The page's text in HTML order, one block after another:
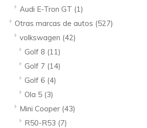
Audi E-Tron GT (1)
Otras marcas de autos (527)
volkswagen (42)
Golf 8 (11)
Golf 7 (14)
Golf 6 (4)
Ola 5 (3)
Mini Cooper (43)
R50-R53 (7)